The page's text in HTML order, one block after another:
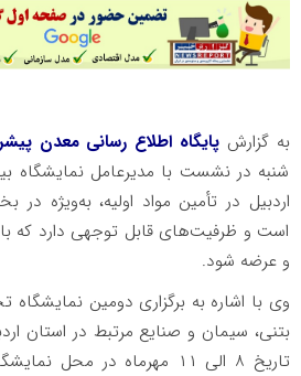
به گزارش پایگاه اطلاع رسانی معدن
شنبه در نشست با مدیرعامل نمایشگاه
اردبیل در تأمین مواد اولیه، به‌ویژه در
است و ظرفیت‌های قابل توجهی دارد که
و عرضه شود.
وی با اشاره به برگزاری دومین
بتنی، سیمان و صنایع مرتبط در استان
تاریخ ۸ الی ۱۱ مهرماه در محل